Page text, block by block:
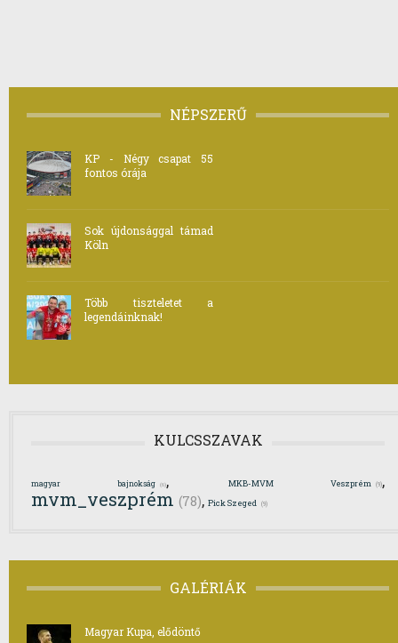
NÉPSZERŰ
KP - Négy csapat 55
fontos órája
Sok újdonsággal támad
Köln
Több tiszteletet a
legendáinknak!
KULCSSZAVAK
magyar bajnokság (6), MKB-MVM Veszprém (9),
mvm_veszprém (78), Pick Szeged (9)
GALÉRIÁK
Magyar Kupa, elődöntő